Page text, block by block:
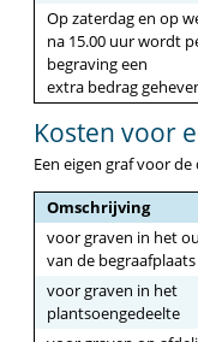
Op zaterdag en op
na 15.00 uur wordt
begraving een
extra bedrag
Kosten voor
Een eigen graf voor
Omschrijving
voor graven in het
van de begraafplaats
voor graven in het
plantsoengedeelte